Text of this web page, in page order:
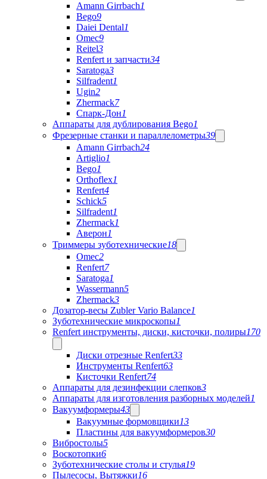
Amann Girrbach1
Bego9
Daiei Dental1
Omec9
Reitel3
Renfert и запчасти34
Saratoga3
Silfradent1
Ugin2
Zhermack7
Спарк-Дон1
Аппараты для дублирования Bego1
Фрезерные станки и параллелометры39
Amann Girrbach24
Artiglio1
Bego1
Orthoflex1
Renfert4
Schick5
Silfradent1
Zhermack1
Аверон1
Триммеры зуботехнические18
Omec2
Renfert7
Saratoga1
Wassermann5
Zhermack3
Дозатор-весы Zubler Vario Balance1
Зуботехнические микроскопы1
Renfert инструменты, диски, кисточки, полиры170
Диски отрезные Renfert33
Инструменты Renfert63
Кисточки Renfert74
Аппараты для дезинфекции слепков3
Аппараты для изготовления разборных моделей1
Вакуумформеры43
Вакуумные формовщики13
Пластины для вакуумформеров30
Вибростолы5
Воскотопки6
Зуботехнические столы и стулья19
Пылесосы, Вытяжки16